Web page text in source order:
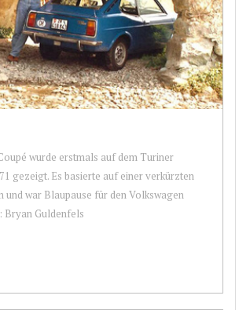
wurde erstmals auf dem Turiner
gezeigt. Es basierte auf einer verkürzten
und war Blaupause für den Volkswagen
Bryan Guldenfels